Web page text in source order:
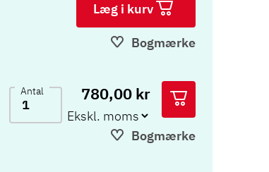
Læg i kurv
Bogmærke
Antal 780,00 kr
Bogmærke